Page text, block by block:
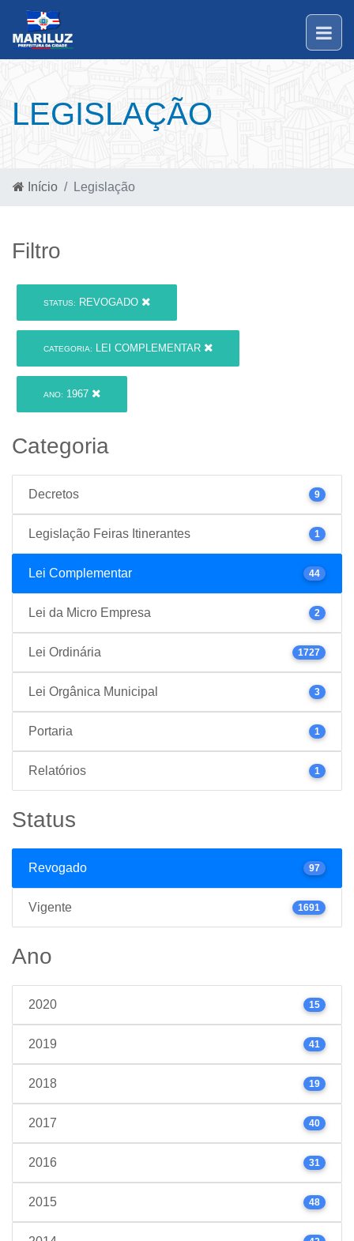
LEGISLAÇÃO
Início Legislação
Filtro
STATUS: REVOGADO
CATEGORIA: LEI COMPLEMENTAR
ANO: 1967
Categoria
Decretos 9
Legislação Feiras Itinerantes 1
Lei Complementar 44
Lei da Micro Empresa 2
Lei Ordinária 1727
Lei Orgânica Municipal 3
Portaria 1
Relatórios 1
Status
Revogado 97
Vigente 1691
Ano
2020 15
2019 41
2018 19
2017 40
2016 31
2015 48